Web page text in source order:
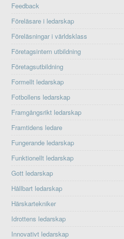
Feedback
Föreläsare i ledarskap
Föreläsningar i världsklass
Företagsintern utbildning
Företagsutbildning
Formellt ledarskap
Fotbollens ledarskap
Framgångsrikt ledarskap
Framtidens ledare
Fungerande ledarskap
Funktionellt ledarskap
Gott ledarskap
Hållbart ledarskap
Härskartekniker
Idrottens ledarskap
Innovativt ledarskap